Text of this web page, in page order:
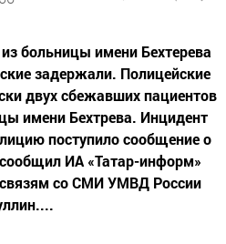
больницы имени Бехтерева
задержали. Полицейские
двух сбежавших пациентов
имени Бехтрева. Инцидент
поступило сообщение о
ИА «Татар-информ»
связям со СМИ УМВД России